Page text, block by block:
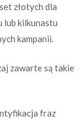
złotych dla
lub kilkunastu
kampanii.
zawarte są takie
fraz